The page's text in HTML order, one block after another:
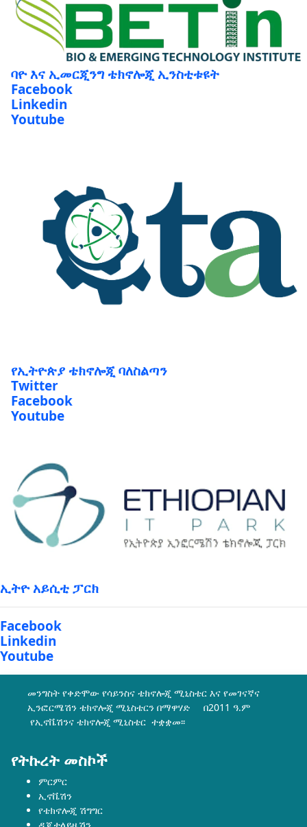
ባዮ እና ኢመርጂንግ ቴክኖሎጂ ኢንስቲቱዩት
Facebook
Linkedin
Youtube
የኢትዮጵያ ቴክኖሎጂ ባለስልጣን
Twitter
Facebook
Youtube
ኢትዮ አይሲቲ ፓርክ
Facebook
Linkedin
Youtube
መንግስት የቀድሞው የሳይንስና ቴክኖሎጂ ሚኒስቴር እና የመገናኛና
ኢንፎርሜሽን ቴክኖሎጂ ሚኒስቴርን በማዋሃድ በ2011 ዓ.ም
የኢኖቬሽንና ቴክኖሎጂ ሚኒስቴር ተቋቋመ፡፡
የትኩረት መስኮች
ምርምር
ኢኖቬሽን
የቴክኖሎጂ ሽግግር